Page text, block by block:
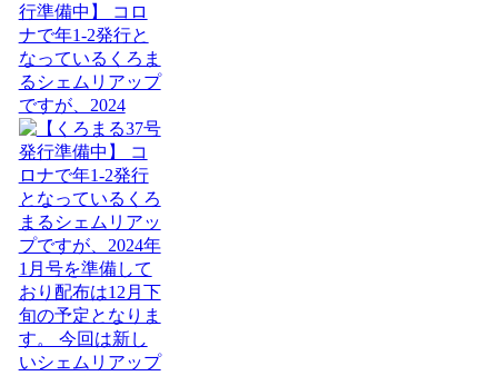
行準備中】 コロ
ナで年1-2発行と
なっているくろま
るシェムリアップ
ですが、2024